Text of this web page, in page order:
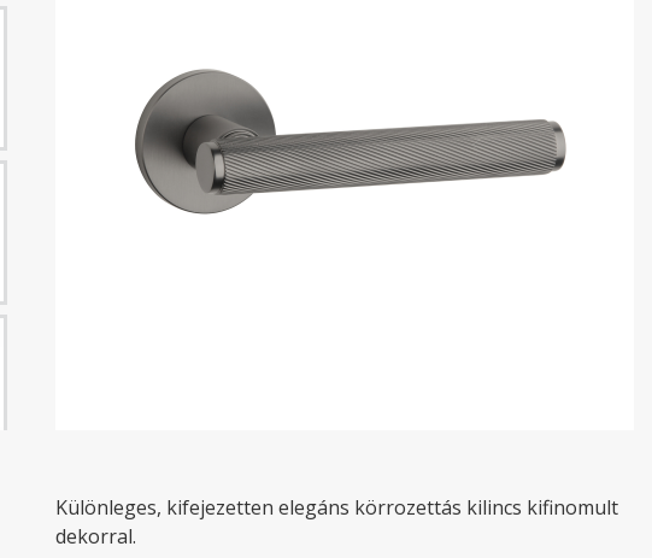
Különleges, kifejezetten elegáns körrozettás kilincs kifinomult
dekorral.